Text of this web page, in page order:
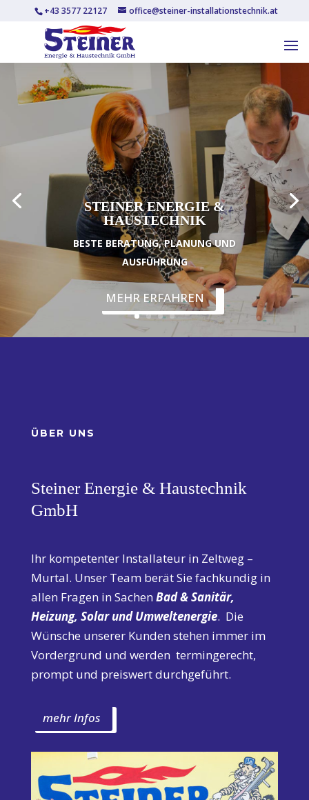
+43 3577 22127 office@steiner-installationstechnik.at
STEINER ENERGIE &
HAUSTECHNIK
BESTE BERATUNG, PLANUNG UND
AUSFÜHRUNG
MEHR ERFAHREN
ÜBER UNS
Steiner Energie & Haustechnik
GmbH
Ihr kompetenter Installateur in Zeltweg –
Murtal. Unser Team berät Sie fachkundig in
allen Fragen in Sachen Bad & Sanitär,
Heizung, Solar und Umweltenergie. Die
Wünsche unserer Kunden stehen immer im
Vordergrund und werden termingerecht,
prompt und preiswert durchgeführt.
mehr Infos